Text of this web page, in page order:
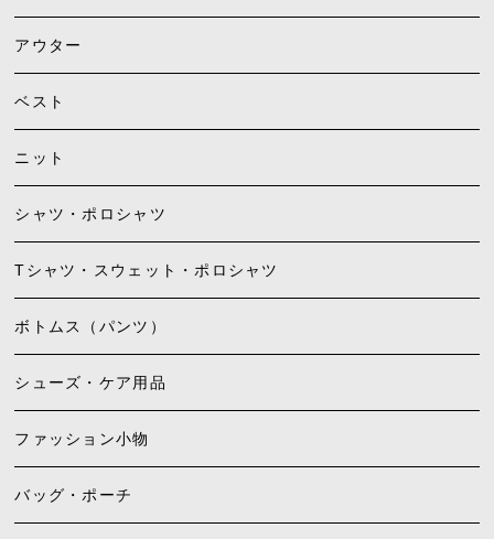
アウター
ベスト
ニット
シャツ・ポロシャツ
Tシャツ・スウェット・ポロシャツ
ボトムス（パンツ）
シューズ・ケア用品
ファッション小物
バッグ・ポーチ